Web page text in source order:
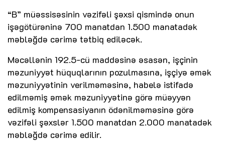
“B” müəssisəsinin vəzifəli şəxsi qismində onun
işəgötürəninə 700 manatdan 1.500 manatadək
məbləğdə cərimə tətbiq ediləcək.
Məcəllənin 192.5-cü maddəsinə əsasən, işçinin
məzuniyyət hüquqlarının pozulmasına, işçiyə əmək
məzuniyyətinin verilməməsinə, habelə istifadə
edilməmiş əmək məzuniyyətinə görə müəyyən
edilmiş kompensasiyanın ödənilməməsinə görə
vəzifəli şəxslər 1.500 manatdan 2.000 manatadək
məbləğdə cərimə edilir.